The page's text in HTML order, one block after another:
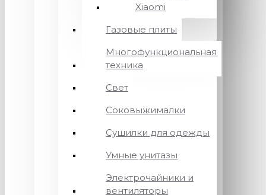
Xiaomi
Газовые плиты
Многофункциональная
техника
Свет
Соковыжималки
Сушилки для одежды
Умные унитазы
Электрочайники и
вентиляторы